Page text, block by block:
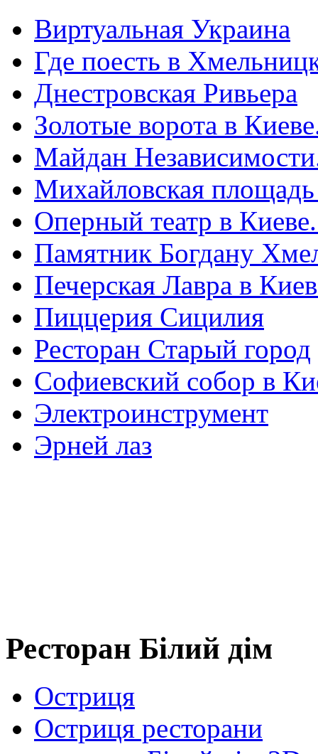
Виртуальная Украина
Где поесть в
Днестровская Ривьера
Золотые ворота в
Майдан
Михайловская
Оперный театр в
Памятник Богдану
Печерская Лавра в
Пиццерия Сицилия
Ресторан Старый город
Софиевский собор в
Электроинструмент
Эрней лаз
Ресторан Білий дім
Остриця
Остриця ресторани